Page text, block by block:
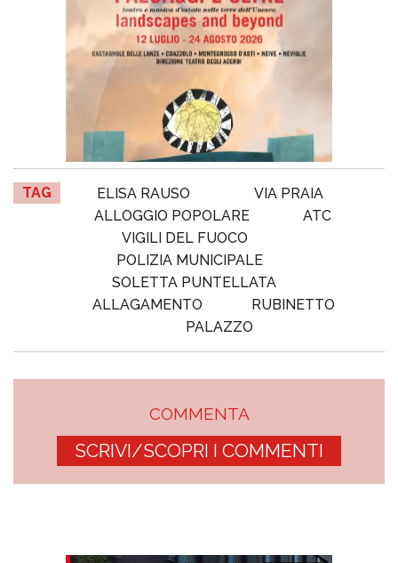
TAG ELISA RAUSO
VIA PRAIA
ALLOGGIO POPOLARE
ATC
VIGILI DEL FUOCO
POLIZIA MUNICIPALE
SOLETTA PUNTELLATA
ALLAGAMENTO
RUBINETTO
PALAZZO
COMMENTA
SCRIVI/SCOPRI I COMMENTI